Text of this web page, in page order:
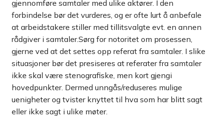
gjennomføre samtaler med ulike aktører. I den
forbindelse bør det vurderes, og er ofte lurt å anbefale
at arbeidstakere stiller med tillitsvalgte evt. en annen
rådgiver i samtaler.Sørg for notoritet om prosessen,
gjerne ved at det settes opp referat fra samtaler. I slike
situasjoner bør det presiseres at referater fra samtaler
ikke skal være stenografiske, men kort gjengi
hovedpunkter. Dermed unngås/reduseres mulige
uenigheter og tvister knyttet til hva som har blitt sagt
eller ikke sagt i ulike møter.